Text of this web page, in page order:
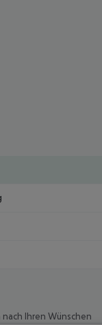
Ihren Wünschen